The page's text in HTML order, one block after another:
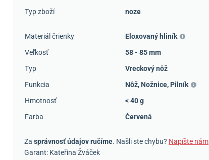
Typ zboží
noze
Materiál črienky
Eloxovaný hliník
Veľkosť
58 - 85 mm
Typ
Vreckový nôž
Funkcia
Nôž, Nožnice, Pilník
Hmotnosť
< 40 g
Farba
Červená
Za správnosť údajov ručíme. Našli ste chybu? Napíšte nám
Garant: Kateřina Žváček